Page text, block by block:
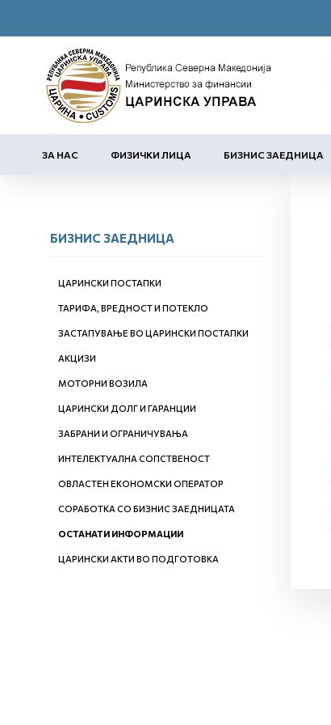
ЗА НАС ФИЗИЧКИ ЛИЦА БИЗНИС ЗАЕДНИЦА
БИЗНИС ЗАЕДНИЦА
ЦАРИНСКИ ПОСТАПКИ
ТАРИФА, ВРЕДНОСТ И ПОТЕКЛО
ЗАСТАПУВАЊЕ ВО ЦАРИНСКИ ПОСТАПКИ
АКЦИЗИ
МОТОРНИ ВОЗИЛА
ЦАРИНСКИ ДОЛГ И ГАРАНЦИИ
ЗАБРАНИ И ОГРАНИЧУВАЊА
ИНТЕЛЕКТУАЛНА СОПСТВЕНОСТ
ОВЛАСТЕН ЕКОНОМСКИ ОПЕРАТОР
СОРАБОТКА СО БИЗНИС ЗАЕДНИЦАТА
ОСТАНАТИ ИНФОРМАЦИИ
ЦАРИНСКИ АКТИ ВО ПОДГОТОВКА